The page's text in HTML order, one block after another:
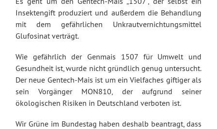
Insektengift produziert und außerdem die Behandlung
mit dem gefährlichen Unkrautvernichtungsmittel
Glufosinat verträgt.
Wie gefährlich der Genmais 1507 für Umwelt und
Gesundheit ist, wurde nicht gründlich genug untersucht.
Der neue Gentech-Mais ist um ein Vielfaches giftiger als
sein Vorgänger MON810, der aufgrund seiner
ökologischen Risiken in Deutschland verboten ist.
Wir Grüne im Bundestag haben deshalb beantragt, dass